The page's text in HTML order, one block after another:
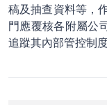
稿及抽查資料等，
門應覆核各附屬公
追蹤其內部管控制